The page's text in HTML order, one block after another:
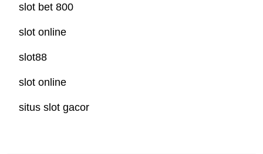
slot bet 800
slot online
slot88
slot online
situs slot gacor